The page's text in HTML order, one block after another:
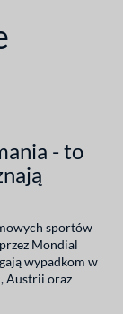
- to
sportów
Mondial
wypadkom w
Austrii oraz